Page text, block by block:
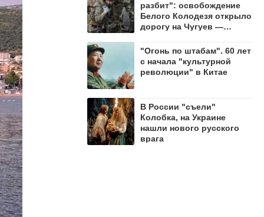
разбит": освобождение
Белого Колодезя открыло
дорогу на Чугуев —
"Огонь по штабам". 60 лет
с начала "культурной
революции" в Китае
В России "съели"
Колобка, на Украине
нашли нового русского
врага